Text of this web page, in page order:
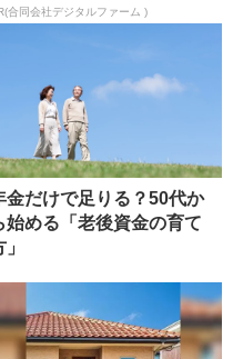
合同会社デジタルファーム )
金だけで足りる？50代か
始める「老後資金の育て